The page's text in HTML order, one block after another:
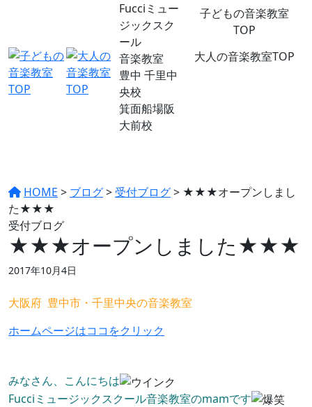
Fucciミュー
ジックスク
ール
音楽教室
豊中 千里中
央校
箕面船場阪
大前校
子どもの音楽教室
TOP
大人の音楽教室TOP
HOME > ブログ> 受付ブログ> ★★★オープンしまし
た★★★
受付ブログ
★★★オープンしました★★★
2017年10月4日
大阪府 豊中市・千里中央の音楽教室
ホームページはココをクリック
みなさん、こんにちは
Fucciミュージックスクール音楽教室のmamです